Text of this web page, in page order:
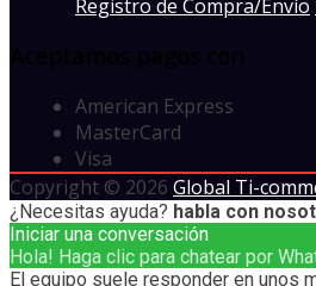
Registro de Compra/Envío
American Express
MasterCard
Visa
Copyright © 2026 Global Ti-
¿Necesitas ayuda? habla con
Iniciar una conversación
Hola! Haga clic para chatear por
El equipo suele responder en unos